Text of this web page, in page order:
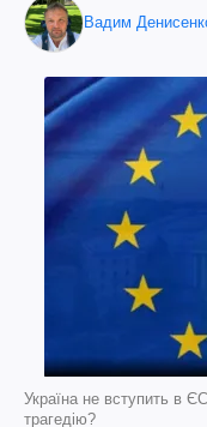
Вадим
Україна не вступить в
трагедію?